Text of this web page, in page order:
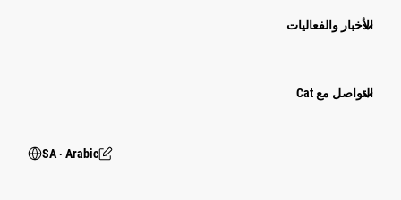
الأخبار والفعاليات
التواصل مع Cat
SA ‧ Arabic